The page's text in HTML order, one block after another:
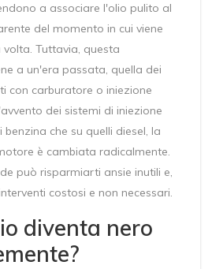
a associare l'olio pulito al
del momento in cui viene
Tuttavia, questa
a un'era passata, quella dei
con carburatore o iniezione
dei sistemi di iniezione
che su quelli diesel, la
è cambiata radicalmente.
può risparmiarti ansie inutili e,
costosi e non necessari.
diventa nero